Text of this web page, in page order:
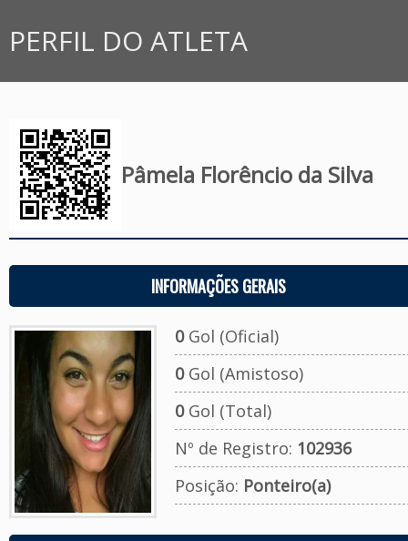
PERFIL DO ATLETA
Pâmela Florêncio da Silva
INFORMAÇÕES GERAIS
0Gol (Oficial)
0Gol (Amistoso)
0Gol (Total)
Nº de Registro: 102936
Posição: Ponteiro(a)